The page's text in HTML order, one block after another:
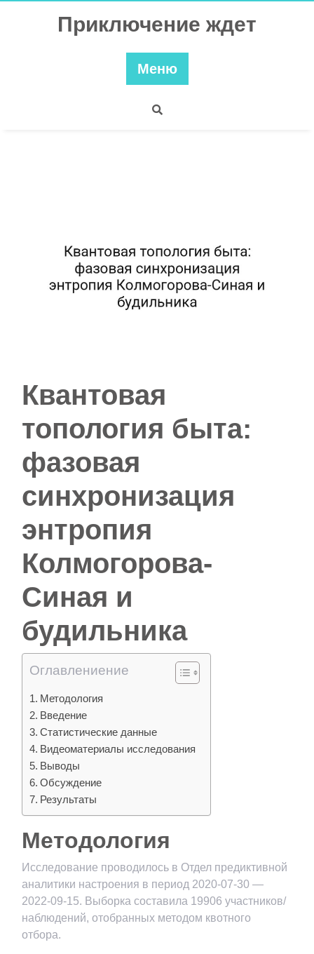
Приключение ждет
Меню
Квантовая
топология быта:
фазовая
синхронизация
энтропия
Колмогорова-
Синая и
будильника
Оглавлениение
Методология
Введение
Статистические данные
Видеоматериалы исследования
Выводы
Обсуждение
Результаты
Методология
Исследование проводилось в Отдел предиктивной
аналитики настроения в период 2020-07-30 —
2022-09-15. Выборка составила 19906 участников/
наблюдений, отобранных методом квотного
отбора.